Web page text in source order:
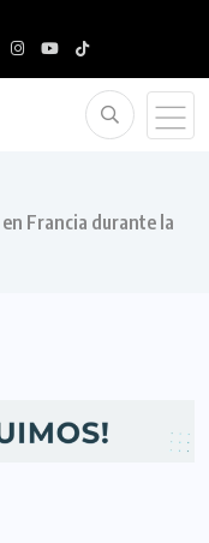
Francia durante la